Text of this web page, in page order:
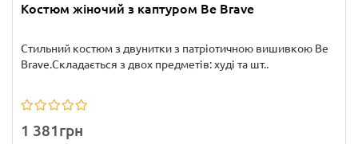
Костюм жіночий з каптуром Be Brave
Стильний костюм з двунитки з патріотичною вишивкою Be
Brave.Складається з двох предметів: худі та шт..
1 381грн